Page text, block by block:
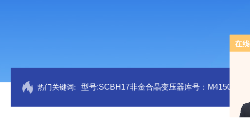
热门关键词: 型号:SCBH17非金合晶变压器库号：M415011